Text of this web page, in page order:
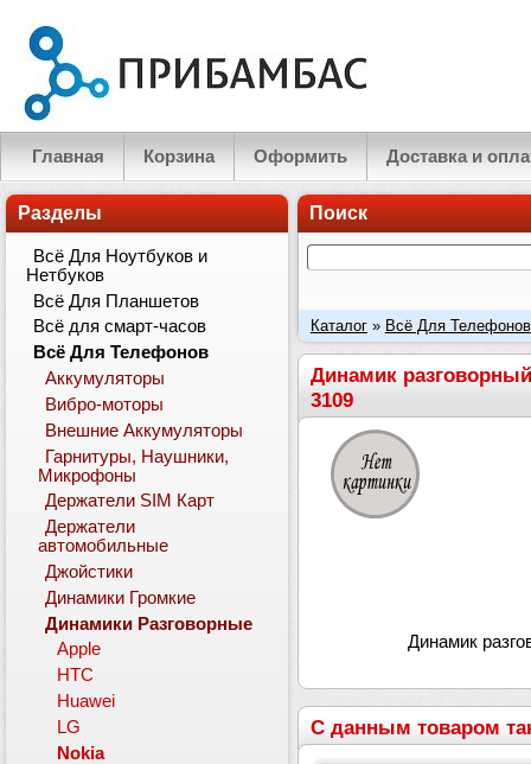
Главная Корзина Оформить Доставка и
Поиск
Каталог» Всё Для Телефонов
Classic, 2330 Classic, 2680
Динамик
3109
Динамик
С данным товаром
Разделы
Всё Для Ноутбуков и
Нетбуков
Всё Для Планшетов
Всё для смарт-часов
Всё Для Телефонов
Аккумуляторы
Вибро-моторы
Внешние Аккумуляторы
Гарнитуры, Наушники,
Микрофоны
Держатели SIM Карт
Держатели
автомобильные
Джойстики
Динамики Громкие
Динамики Разговорные
Apple
HTC
Huawei
LG
Nokia